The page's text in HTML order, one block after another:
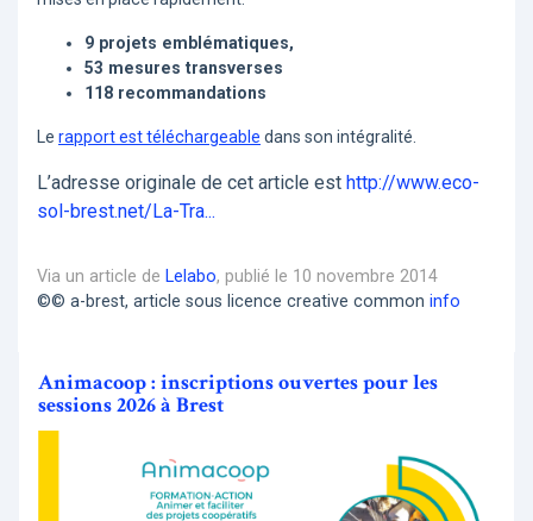
9 projets emblématiques,
53 mesures transverses
118 recommandations
Le rapport est téléchargeable dans son intégralité.
L’adresse originale de cet article est http://www.eco-
sol-brest.net/La-Tra...
Via un article de Lelabo, publié le 10 novembre 2014
©© a-brest, article sous licence creative common info
Animacoop : inscriptions ouvertes pour les
sessions 2026 à Brest